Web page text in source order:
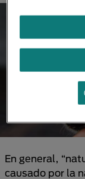
En general,
causado por la